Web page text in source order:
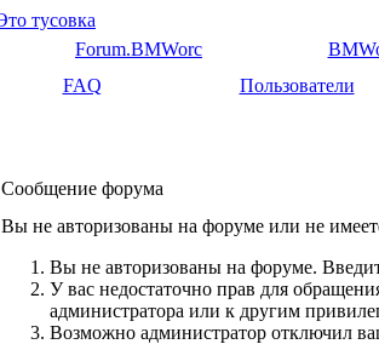
Forum.BMWorc
FAQ Пользователи
Сообщение форума
Вы не авторизованы на форуме или не
Вы не авторизованы на форуме.
У вас недостаточно прав для
администратора или к другим
Возможно администратор отключил